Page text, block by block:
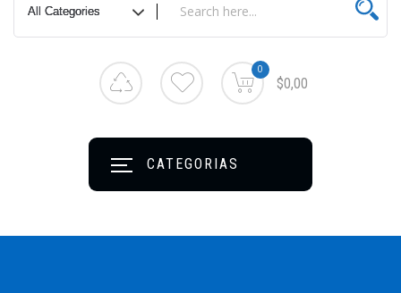
0
$0,00
CATEGORIAS